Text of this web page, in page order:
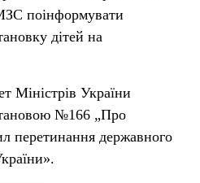
поінформувати
дітей на
Міністрів України
№166 „Про
перетинання державного